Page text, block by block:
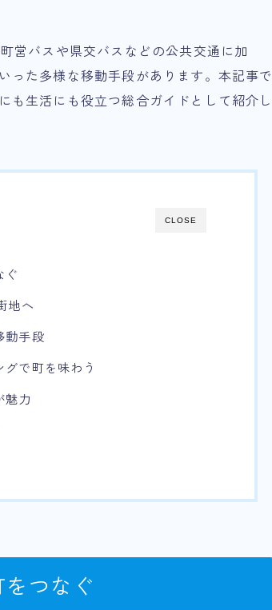
営バスや県交バスなどの公共交通に加
った多様な移動手段があります。本記事で
も生活にも役立つ総合ガイドとして紹介し
CLOSE
ぐ
地へ
動手段
で町を味わう
魅力
つなぐ